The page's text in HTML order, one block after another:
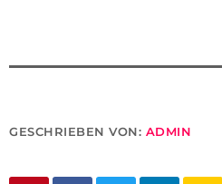
GESCHRIEBEN VON: ADMIN